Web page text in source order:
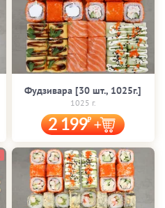
Фудзивара [30 шт., 1025г.]
1025 г.
2 199